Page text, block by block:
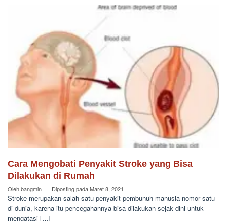
Cara Mengobati Penyakit Stroke yang Bisa
Dilakukan di Rumah
Olehbangmin Diposting padaMaret 8, 2021
Stroke merupakan salah satu penyakit pembunuh manusia nomor satu
di dunia, karena itu pencegahannya bisa dilakukan sejak dini untuk
mengatasi […]